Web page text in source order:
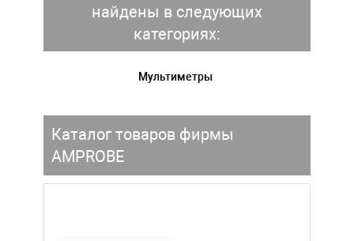
найдены в следующих
категориях:
Мультиметры
Каталог товаров фирмы
AMPROBE